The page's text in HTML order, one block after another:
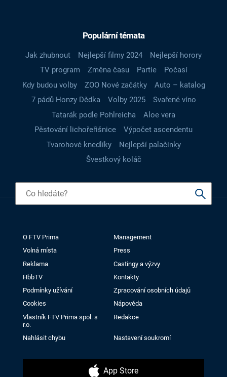
Populární témata
Jak zhubnout Nejlepší filmy 2024
Nejlepší horory
TV program
Změna času Partie
Počasí
Kdy budou volby
ZOO Nové začátky
Auto – katalog
7 pádů Honzy Dědka
Volby 2025
Svařené víno
Tatarák podle Pohlreicha
Aloe vera
Pěstování lichořeřišnice
Výpočet ascendentu
Tvarohové knedlíky
Nejlepší palačinky
Švestkový koláč
O FTV Prima
Management
Volná místa
Press
Reklama
Castingy a výzvy
HbbTV
Kontakty
Podmínky užívání
Zpracování osobních údajů
Cookies
Nápověda
Vlastník FTV Prima spol. s
r.o.
Redakce
Nahlásit chybu Nastavení soukromí
App Store